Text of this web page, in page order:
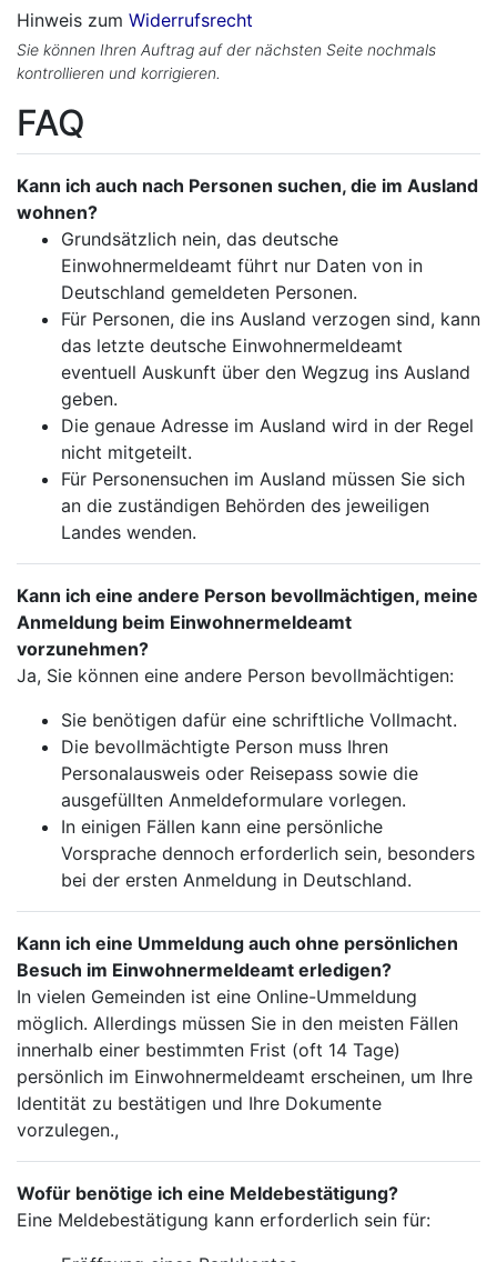
Hinweis zum Widerrufsrecht
Sie können Ihren Auftrag auf der nächsten Seite nochmals
kontrollieren und korrigieren.
FAQ
Kann ich auch nach Personen suchen, die im Ausland
wohnen?
Grundsätzlich nein, das deutsche
Einwohnermeldeamt führt nur Daten von in
Deutschland gemeldeten Personen.
Für Personen, die ins Ausland verzogen sind, kann
das letzte deutsche Einwohnermeldeamt
eventuell Auskunft über den Wegzug ins Ausland
geben.
Die genaue Adresse im Ausland wird in der Regel
nicht mitgeteilt.
Für Personensuchen im Ausland müssen Sie sich
an die zuständigen Behörden des jeweiligen
Landes wenden.
Kann ich eine andere Person bevollmächtigen, meine
Anmeldung beim Einwohnermeldeamt
vorzunehmen?
Ja, Sie können eine andere Person bevollmächtigen:
Sie benötigen dafür eine schriftliche Vollmacht.
Die bevollmächtigte Person muss Ihren
Personalausweis oder Reisepass sowie die
ausgefüllten Anmeldeformulare vorlegen.
In einigen Fällen kann eine persönliche
Vorsprache dennoch erforderlich sein, besonders
bei der ersten Anmeldung in Deutschland.
Kann ich eine Ummeldung auch ohne persönlichen
Besuch im Einwohnermeldeamt erledigen?
In vielen Gemeinden ist eine Online-Ummeldung
möglich. Allerdings müssen Sie in den meisten Fällen
innerhalb einer bestimmten Frist (oft 14 Tage)
persönlich im Einwohnermeldeamt erscheinen, um Ihre
Identität zu bestätigen und Ihre Dokumente
vorzulegen.,
Wofür benötige ich eine Meldebestätigung?
Eine Meldebestätigung kann erforderlich sein für: